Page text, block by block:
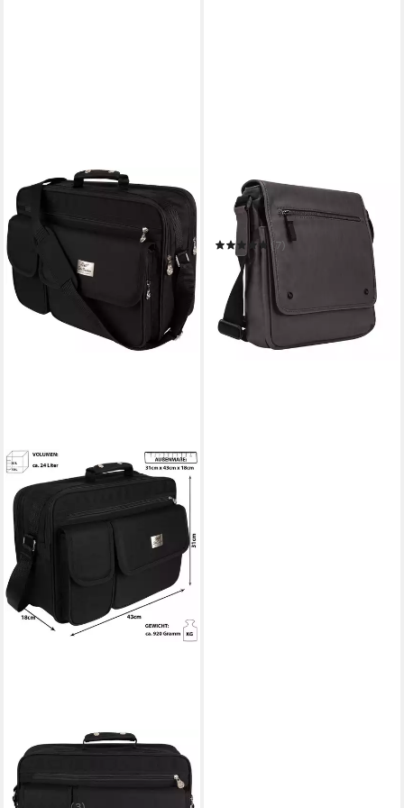
EAAKIE
Umhängetasche XXL Tasche
Arbeitstasche
Umhängetasche
LEONHARD HEYDEN
Umhängetasche Messenger
Bag M
(7)
24,95 € UVP
-72%
in 2-3 Werktagen bei dir